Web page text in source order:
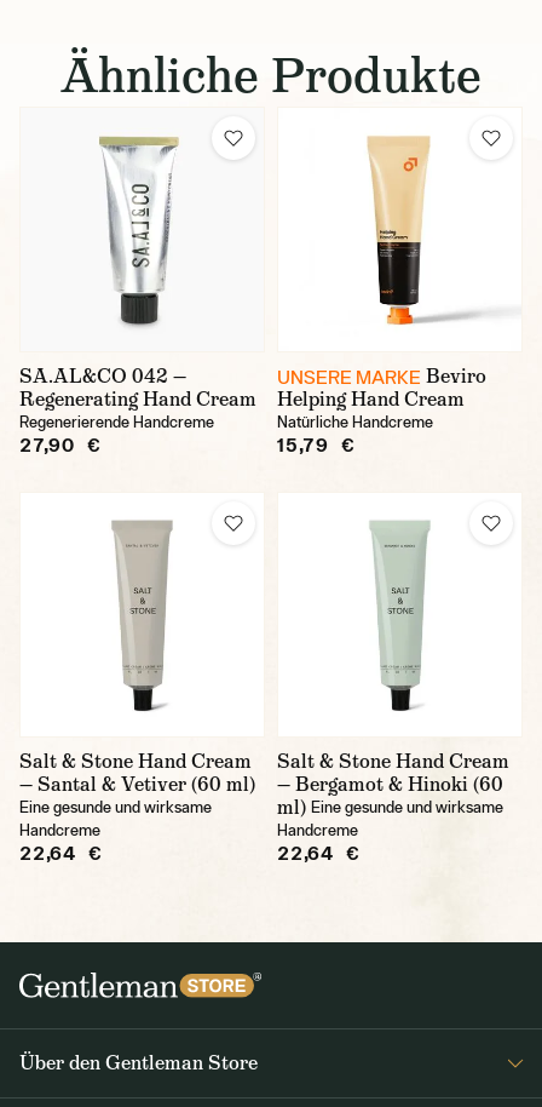
Ähnliche Produkte
SA.AL&CO 042 —
Regenerating Hand Cream
Regenerierende Handcreme
27,90 €
UNSERE MARKE Beviro
Helping Hand Cream
Natürliche Handcreme
15,79 €
Salt & Stone Hand Cream
— Santal & Vetiver (60 ml)
Eine gesunde und wirksame
Handcreme
22,64 €
Salt & Stone Hand Cream
— Bergamot & Hinoki (60
ml) Eine gesunde und wirksame
Handcreme
22,64 €
Über den Gentleman Store